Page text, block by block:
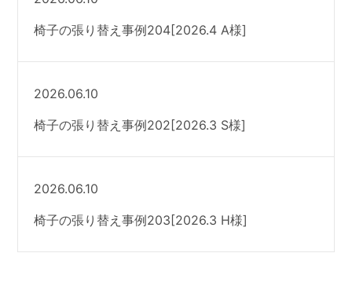
椅子の張り替え事例204[2026.4 A様]
2026.06.10
椅子の張り替え事例202[2026.3 S様]
2026.06.10
椅子の張り替え事例203[2026.3 H様]